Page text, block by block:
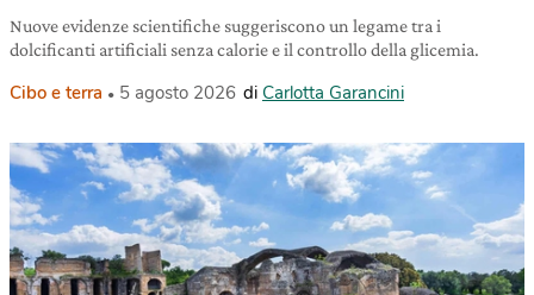
Nuove evidenze scientifiche suggeriscono un legame tra i
dolcificanti artificiali senza calorie e il controllo della glicemia.
Cibo e terra 5 agosto 2026 di Carlotta Garancini